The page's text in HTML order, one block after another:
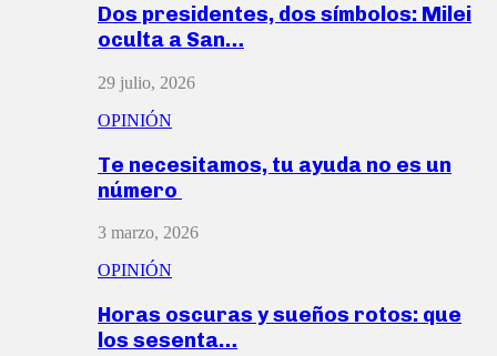
Dos presidentes, dos símbolos: Milei
oculta a San…
29 julio, 2026
OPINIÓN
Te necesitamos, tu ayuda no es un
número
3 marzo, 2026
OPINIÓN
Horas oscuras y sueños rotos: que
los sesenta…